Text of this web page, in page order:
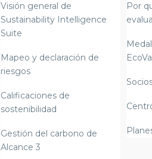
Visión general de
Sustainability Intelligence
Suite
Mapeo y declaración de
riesgos
Calificaciones de
sostenibilidad
Gestión del carbono de
Alcance 3
Por